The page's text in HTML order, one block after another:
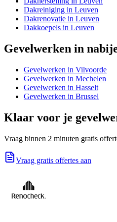
Dakreiniging in Leuven
Dakrenovatie in Leuven
Dakkoepels in Leuven
Gevelwerken in
Gevelwerken in Vilvoorde
Gevelwerken in Mechelen
Gevelwerken in Hasselt
Gevelwerken in Brussel
Klaar voor je
Vraag binnen 2 minuten gratis
Vraag gratis offertes aan